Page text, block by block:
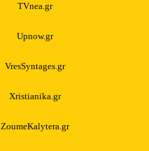
TVnea.gr
Upnow.gr
VresSyntages.gr
Xristianika.gr
ZoumeKalytera.gr